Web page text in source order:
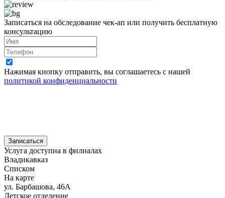
Записаться на обследование чек-ап или получить бесплатную
консультацию
Нажимая кнопку отправить, вы соглашаетесь с нашей
политикой конфиденциальности
Записаться
Услуга доступна в филиалах
Владикавказ
Списком
На карте
ул. Барбашова, 46А
Детское отделение